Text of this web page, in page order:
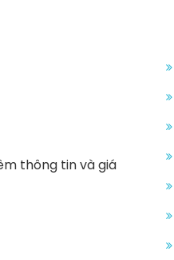
thông tin và giá